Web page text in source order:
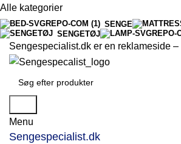
Alle kategorier
SENGE
SENGETØJ
Sengespecialist.dk er en reklameside –
Menu
Sengespecialist.dk